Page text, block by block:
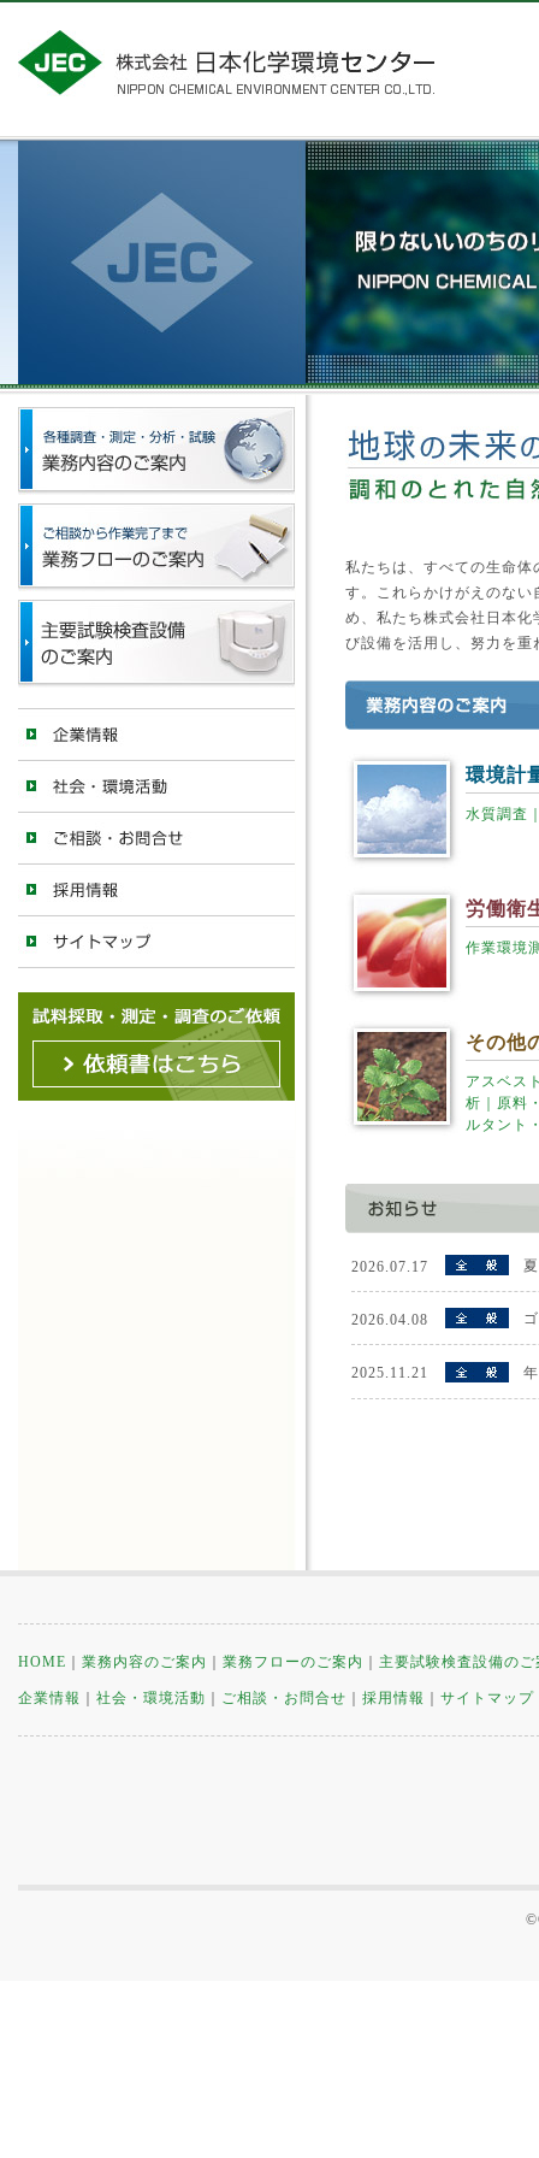
私たちは、すべての生命
す。これらかけがえのな
め、私たち株式会社日本
び設備を活用し、努力を重
環境計
水質調査
労働衛
作業環境
その他
アスベス
析｜原料
ルタント
2026.07.17
2026.04.08
2025.11.21
HOME ｜ 業務内容のご案内 ｜ 業務フローのご案内 ｜ 主要試験検査設備のご
企業情報 ｜ 社会・環境活動 ｜ ご相談・お問合せ ｜ 採用情報 ｜ サイトマップ